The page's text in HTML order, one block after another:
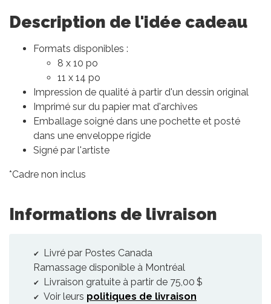
Description de l'idée cadeau
Formats disponibles :
8 x 10 po
11 x 14 po
Impression de qualité à partir d'un dessin original
Imprimé sur du papier mat d'archives
Emballage soigné dans une pochette et posté
dans une enveloppe rigide
Signé par l'artiste
*Cadre non inclus
Informations de livraison
Livré par Postes Canada
Ramassage disponible à Montréal
Livraison gratuite à partir de 75,00 $
Voir leurs politiques de livraison